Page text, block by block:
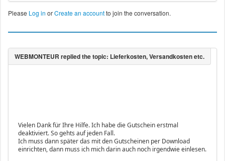
Please Log in orCreate an accountto join the conversation.
Vielen Dank für Ihre Hilfe. Ich habe die Gutschein erstmal
deaktiviert. So gehts auf jeden Fall.
Ich muss dann später das mit den Gutscheinen per Download
einrichten, dann muss ich mich darin auch noch irgendwie einlesen.